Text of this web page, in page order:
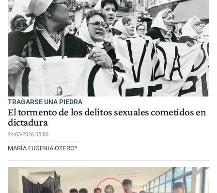
TRAGARSE UNA PIEDRA
El tormento de los delitos sexuales cometidos en
dictadura
24-03-2026 05:00
MARÍA EUGENIA OTERO*